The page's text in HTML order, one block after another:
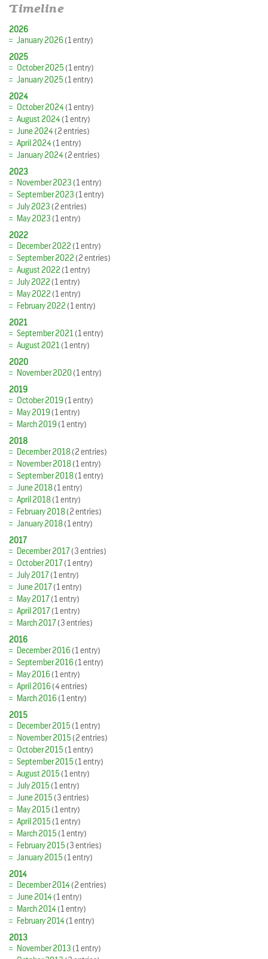
Timeline
2026
January 2026(1 entry)
2025
October 2025(1 entry)
January 2025(1 entry)
2024
October 2024(1 entry)
August 2024(1 entry)
June 2024(2 entries)
April 2024(1 entry)
January 2024(2 entries)
2023
November 2023(1 entry)
September 2023(1 entry)
July 2023(2 entries)
May 2023(1 entry)
2022
December 2022(1 entry)
September 2022(2 entries)
August 2022(1 entry)
July 2022(1 entry)
May 2022(1 entry)
February 2022(1 entry)
2021
September 2021(1 entry)
August 2021(1 entry)
2020
November 2020(1 entry)
2019
October 2019(1 entry)
May 2019(1 entry)
March 2019(1 entry)
2018
December 2018(2 entries)
November 2018(1 entry)
September 2018(1 entry)
June 2018(1 entry)
April 2018(1 entry)
February 2018(2 entries)
January 2018(1 entry)
2017
December 2017(3 entries)
October 2017(1 entry)
July 2017(1 entry)
June 2017(1 entry)
May 2017(1 entry)
April 2017(1 entry)
March 2017(3 entries)
2016
December 2016(1 entry)
September 2016(1 entry)
May 2016(1 entry)
April 2016(4 entries)
March 2016(1 entry)
2015
December 2015(1 entry)
November 2015(2 entries)
October 2015(1 entry)
September 2015(1 entry)
August 2015(1 entry)
July 2015(1 entry)
June 2015(3 entries)
May 2015(1 entry)
April 2015(1 entry)
March 2015(1 entry)
February 2015(3 entries)
January 2015(1 entry)
2014
December 2014(2 entries)
June 2014(1 entry)
March 2014(1 entry)
February 2014(1 entry)
2013
November 2013(1 entry)